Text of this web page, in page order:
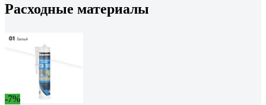
Расходные материалы
-7%